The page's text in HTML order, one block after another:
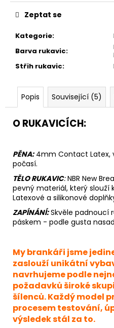
Kategorie:
Barva rukavic:
Střih rukavic:
Zeptat se
Popis Související (5)
O RUKAVICÍCH:
PĚNA:4mm Contact Latex,
počasí.
TĚLO RUKAVIC:NBR New
pevný materiál, který slouží
Latexové a silikonové
ZAPÍNÁNÍ:Skvěle padnoucí
páskem - podle gusta
My brankáři jsme
zaslouží unikátní
navrhujeme podle
požadavků široké
šílenců. Každý model
procesem testování,
výsledek stál za to.